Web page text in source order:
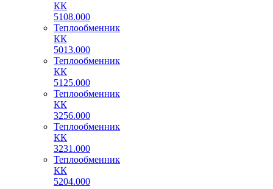
КК
5108.000
Теплообменник
КК
5013.000
Теплообменник
КК
5125.000
Теплообменник
КК
3256.000
Теплообменник
КК
3231.000
Теплообменник
КК
5204.000